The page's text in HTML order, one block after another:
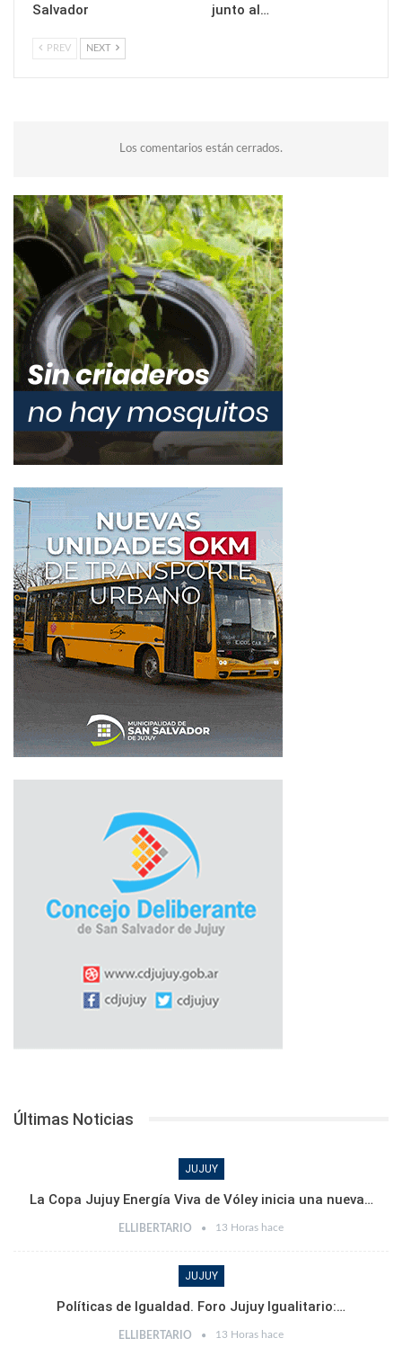
Salvador
junto al…
PREV NEXT
Los comentarios están cerrados.
Últimas Noticias
JUJUY
La Copa Jujuy Energía Viva de Vóley inicia una nueva…
ELLIBERTARIO 13 Horas hace
JUJUY
Políticas de Igualdad. Foro Jujuy Igualitario:…
ELLIBERTARIO 13 Horas hace